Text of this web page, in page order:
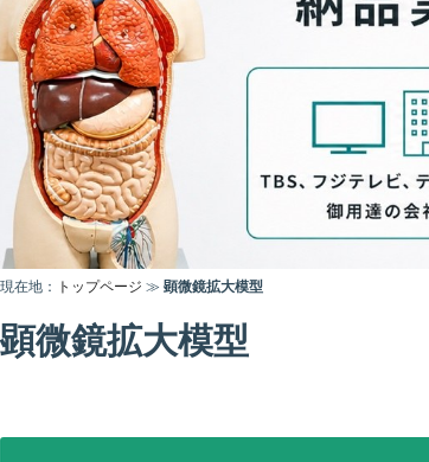
顕微鏡拡大模型
現在地： トップページ ≫ 顕微鏡拡大模型